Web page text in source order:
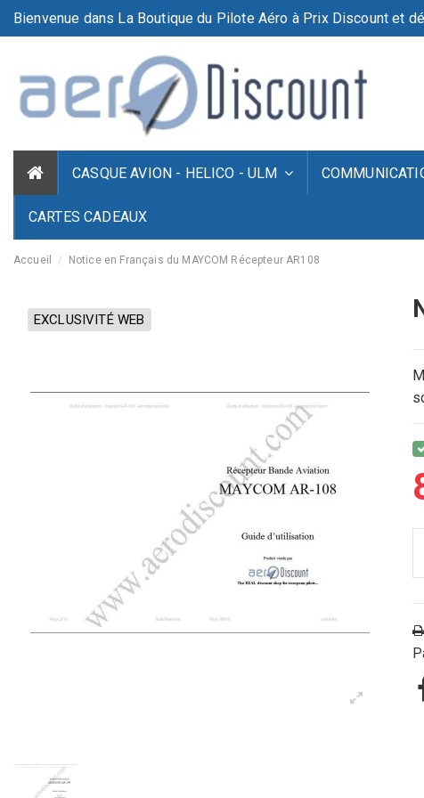
Bienvenue dans La Boutique du Pilote Aéro à Prix Discount et
CASQUE AVION - HELICO - ULM
CARTES CADEAUX
Accueil Notice en Français du MAYCOM Récepteur AR108
EXCLUSIVITÉ WEB